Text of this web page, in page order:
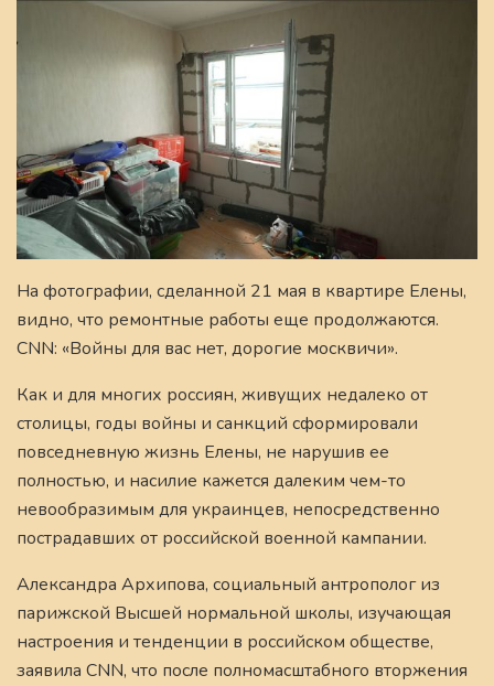
На фотографии, сделанной 21 мая в квартире Елены,
видно, что ремонтные работы еще продолжаются.
CNN: «Войны для вас нет, дорогие москвичи».
Как и для многих россиян, живущих недалеко от
столицы, годы войны и санкций сформировали
повседневную жизнь Елены, не нарушив ее
полностью, и насилие кажется далеким чем-то
невообразимым для украинцев, непосредственно
пострадавших от российской военной кампании.
Александра Архипова, социальный антрополог из
парижской Высшей нормальной школы, изучающая
настроения и тенденции в российском обществе,
заявила CNN, что после полномасштабного вторжения